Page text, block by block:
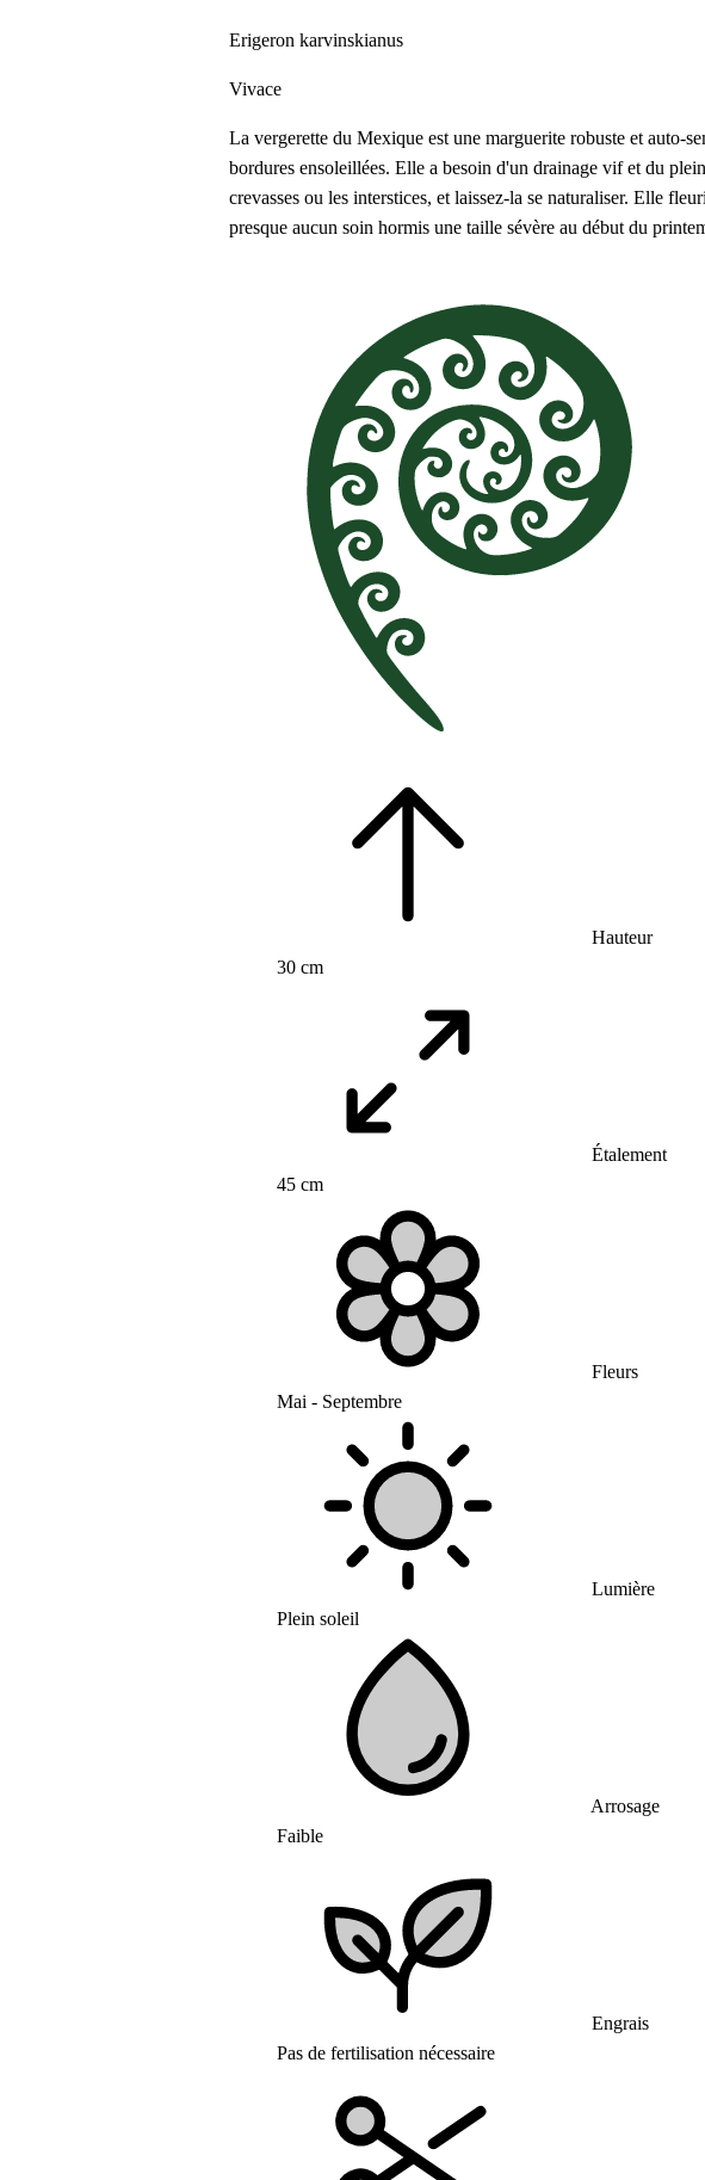
Erigeron karvinskianus
Vivace
La vergerette du Mexique est une marguerite robuste et auto-
bordures ensoleillées. Elle a besoin d'un drainage vif et du
crevasses ou les interstices, et laissez-la se naturaliser. Elle
presque aucun soin hormis une taille sévère au début du
Hauteur
30 cm
Étalement
45 cm
Fleurs
Mai - Septembre
Lumière
Plein soleil
Arrosage
Faible
Engrais
Pas de fertilisation nécessaire